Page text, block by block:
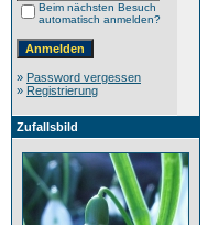
Beim nächsten Besuch
automatisch anmelden?
» Password vergessen
» Registrierung
Zufallsbild